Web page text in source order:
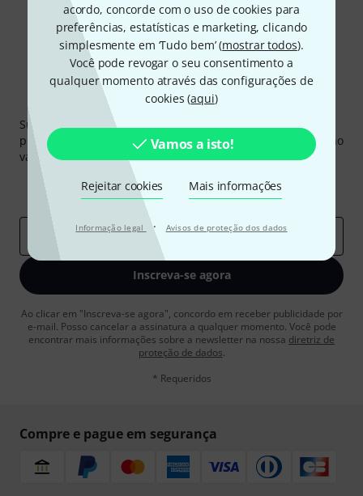
acordo, concorde com o uso de cookies para
preferências, estatísticas e marketing, clicando
simplesmente em ‘Tudo bem’ (mostrar todos).
Você pode revogar o seu consentimento a
qualquer momento através das configurações de
cookies (aqui)
Vamos a isto!
Rejeitar cookies Mais informações
Informação legal · Avisos de proteção dos dados
Newsletter Thomann
Subscreva a Newsletter da Thomann em inglês e com um
pouco de sorte você poderá ganhar um dos
50 vouchers
no
valor de50 €cada!
Contribuições inspiradoras
Ofertas
Insights da Thomann
Endereço de e-mail*
Inscreva-se agora
Ao clicar em "Inscreva-se agora", concordo em receber publicidade por
e-mail. Posso cancelar a assinatura a qualquer momento. Você pode
encontrar mais informações sobre a newsletter na nossa diretriz de
proteção de dados.
* Requeridos
Compre e pague em segurança